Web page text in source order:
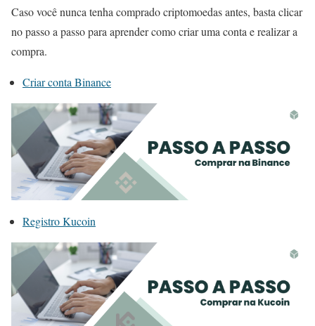
Caso você nunca tenha comprado criptomoedas antes, basta clicar
no passo a passo para aprender como criar uma conta e realizar a
compra.
Criar conta Binance
Registro Kucoin